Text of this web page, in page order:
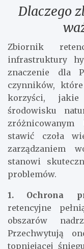
Dlaczego
Zbiornik
infrastruktury
znaczenie dla
czynników,
korzyści,
środowisku
stawić czoła
zarządzaniem
stanowi
problemów.
1. Ochrona
retencyjne
obszarów
Przechwytują
topniejącej